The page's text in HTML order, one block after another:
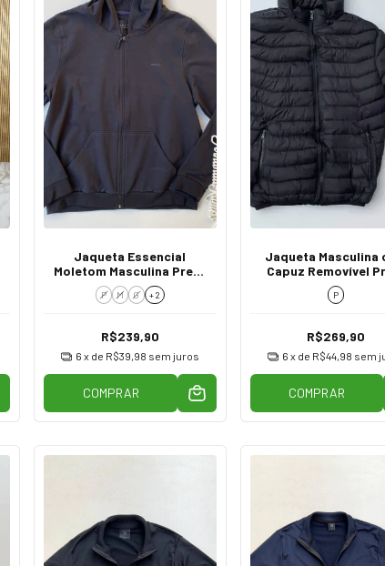
Jaqueta Essencial
Moletom Masculina Preta
0005
P M G + 2
R$239,90
6 x de R$39,98 sem juros
COMPRAR
Jaqueta Masculina
Capuz Removível
P
R$269,90
6 x de R$44,98 sem
COMPRAR